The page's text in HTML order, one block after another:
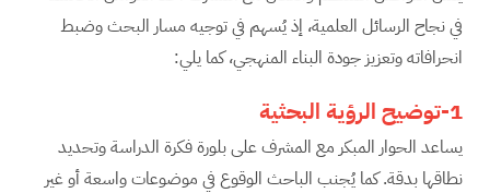
في نجاح الرسائل العلمية، إذ يُسهم في توجيه مسار البحث وضبط
انحرافاته وتعزيز جودة البناء المنهجي، كما يلي:
1-توضيح الرؤية البحثية
يساعد الحوار المبكر مع المشرف على بلورة فكرة الدراسة وتحديد
نطاقها بدقة. كما يُجنب الباحث الوقوع في موضوعات واسعة أو غير